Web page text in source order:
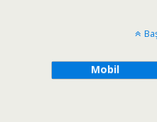
Mobil